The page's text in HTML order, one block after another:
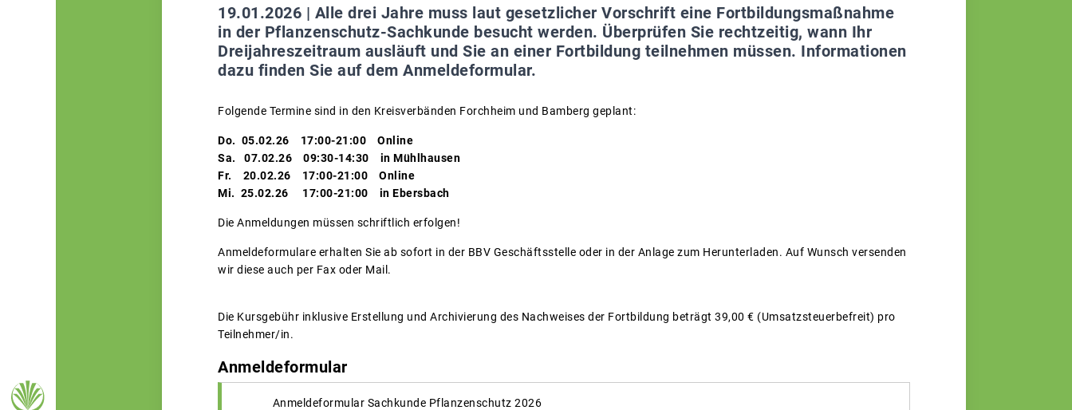
19.01.2026 | Alle drei Jahre muss laut gesetzlicher Vorschrift eine Fortbildungsmaßnahme
in der Pflanzenschutz-Sachkunde besucht werden. Überprüfen Sie rechtzeitig, wann Ihr
Dreijahreszeitraum ausläuft und Sie an einer Fortbildung teilnehmen müssen. Informationen
dazu finden Sie auf dem Anmeldeformular.
Folgende Termine sind in den Kreisverbänden Forchheim und Bamberg geplant:
Do. 05.02.26 17:00-21:00 Online
Sa. 07.02.26 09:30-14:30 in Mühlhausen
Fr. 20.02.26 17:00-21:00 Online
Mi. 25.02.26 17:00-21:00 in Ebersbach
Die Anmeldungen müssen schriftlich erfolgen!
Anmeldeformulare erhalten Sie ab sofort in der BBV Geschäftsstelle oder in der Anlage zum Herunterladen. Auf Wunsch versenden
wir diese auch per Fax oder Mail.
Die Kursgebühr inklusive Erstellung und Archivierung des Nachweises der Fortbildung beträgt 39,00 € (Umsatzsteuerbefreit) pro
Teilnehmer/in.
Anmeldeformular
Anmeldeformular Sachkunde Pflanzenschutz 2026